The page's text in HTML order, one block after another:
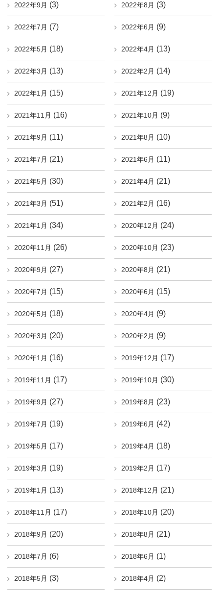
2022年9月 (3) 2022年8月 (3)
2022年7月 (7) 2022年6月 (9)
2022年5月 (18) 2022年4月 (13)
2022年3月 (13) 2022年2月 (14)
2022年1月 (15) 2021年12月 (19)
2021年11月 (16) 2021年10月 (9)
2021年9月 (11) 2021年8月 (10)
2021年7月 (21) 2021年6月 (11)
2021年5月 (30) 2021年4月 (21)
2021年3月 (51) 2021年2月 (16)
2021年1月 (34) 2020年12月 (24)
2020年11月 (26) 2020年10月 (23)
2020年9月 (27) 2020年8月 (21)
2020年7月 (15) 2020年6月 (15)
2020年5月 (18) 2020年4月 (9)
2020年3月 (20) 2020年2月 (9)
2020年1月 (16) 2019年12月 (17)
2019年11月 (17) 2019年10月 (30)
2019年9月 (27) 2019年8月 (23)
2019年7月 (19) 2019年6月 (42)
2019年5月 (17) 2019年4月 (18)
2019年3月 (19) 2019年2月 (17)
2019年1月 (13) 2018年12月 (21)
2018年11月 (17) 2018年10月 (20)
2018年9月 (20) 2018年8月 (21)
2018年7月 (6) 2018年6月 (1)
2018年5月 (3) 2018年4月 (2)